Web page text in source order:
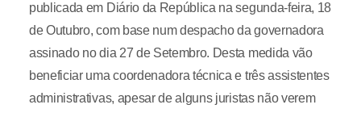
publicada em Diário da República na segunda-feira, 18
de Outubro, com base num despacho da governadora
assinado no dia 27 de Setembro. Desta medida vão
beneficiar uma coordenadora técnica e três assistentes
administrativas, apesar de alguns juristas não verem